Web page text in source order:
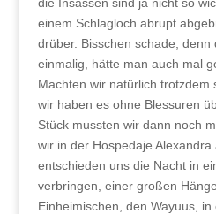
einem Schlagloch abrupt
drüber. Bisschen schade, denn
einmalig, hätte man auch mal
Machten wir natürlich trotzdem
wir haben es ohne Blessuren
Stück mussten wir dann noch
wir in der Hospedaje Alexandra
entschieden uns die Nacht in
verbringen, einer großen
Einheimischen, den Wayuus,